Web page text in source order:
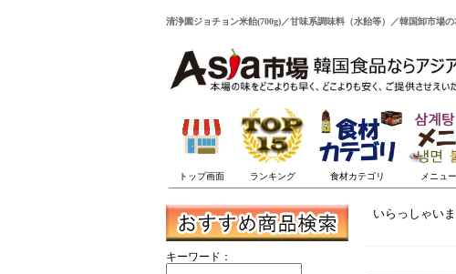
清浄園ジョチョン米飴(700g)／甘味系調味料（水飴等）／韓国卸市場
キーワード：
いらっしゃい